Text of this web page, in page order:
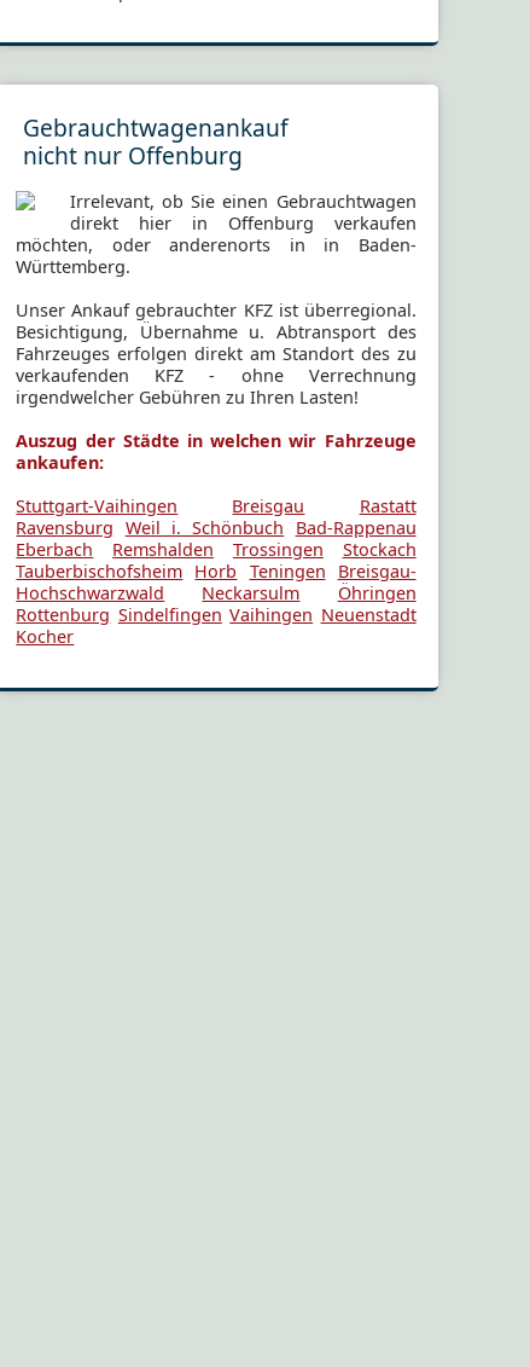
Gebrauchtwagenankauf
nicht nur Offenburg
Irrelevant, ob Sie einen Gebrauchtwagen
direkt hier in Offenburg verkaufen
möchten, oder anderenorts in in Baden-
Württemberg.
Unser Ankauf gebrauchter KFZ ist überregional.
Besichtigung, Übernahme u. Abtransport des
Fahrzeuges erfolgen direkt am Standort des zu
verkaufenden KFZ - ohne Verrechnung
irgendwelcher Gebühren zu Ihren Lasten!
Auszug der Städte in welchen wir Fahrzeuge
ankaufen:
Stuttgart-Vaihingen
Breisgau
Rastatt
Ravensburg Weil i. Schönbuch
Bad-Rappenau
Eberbach
Remshalden Trossingen
Stockach
Tauberbischofsheim Horb Teningen
Breisgau-
Hochschwarzwald
Neckarsulm
Öhringen
Rottenburg Sindelfingen Vaihingen Neuenstadt
Kocher